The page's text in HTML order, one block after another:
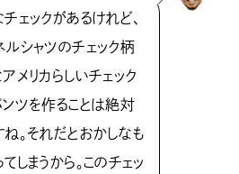
ェックがあるけれど、
シャツのチェック柄
メリカらしいチェック
ツを作ることは絶対
。それだとおかしなも
しまうから。このチェッ